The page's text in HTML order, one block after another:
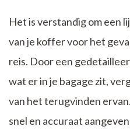
Het is verstandig om een
van je koffer voor het
reis. Door een
wat er in je bagage zit,
van het terugvinden
snel en accuraat